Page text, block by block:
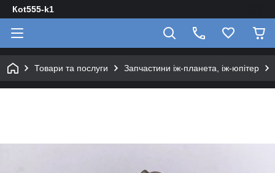
Кot555-k1
Товари та послуги Запчастини іж-планета, іж-юпітер